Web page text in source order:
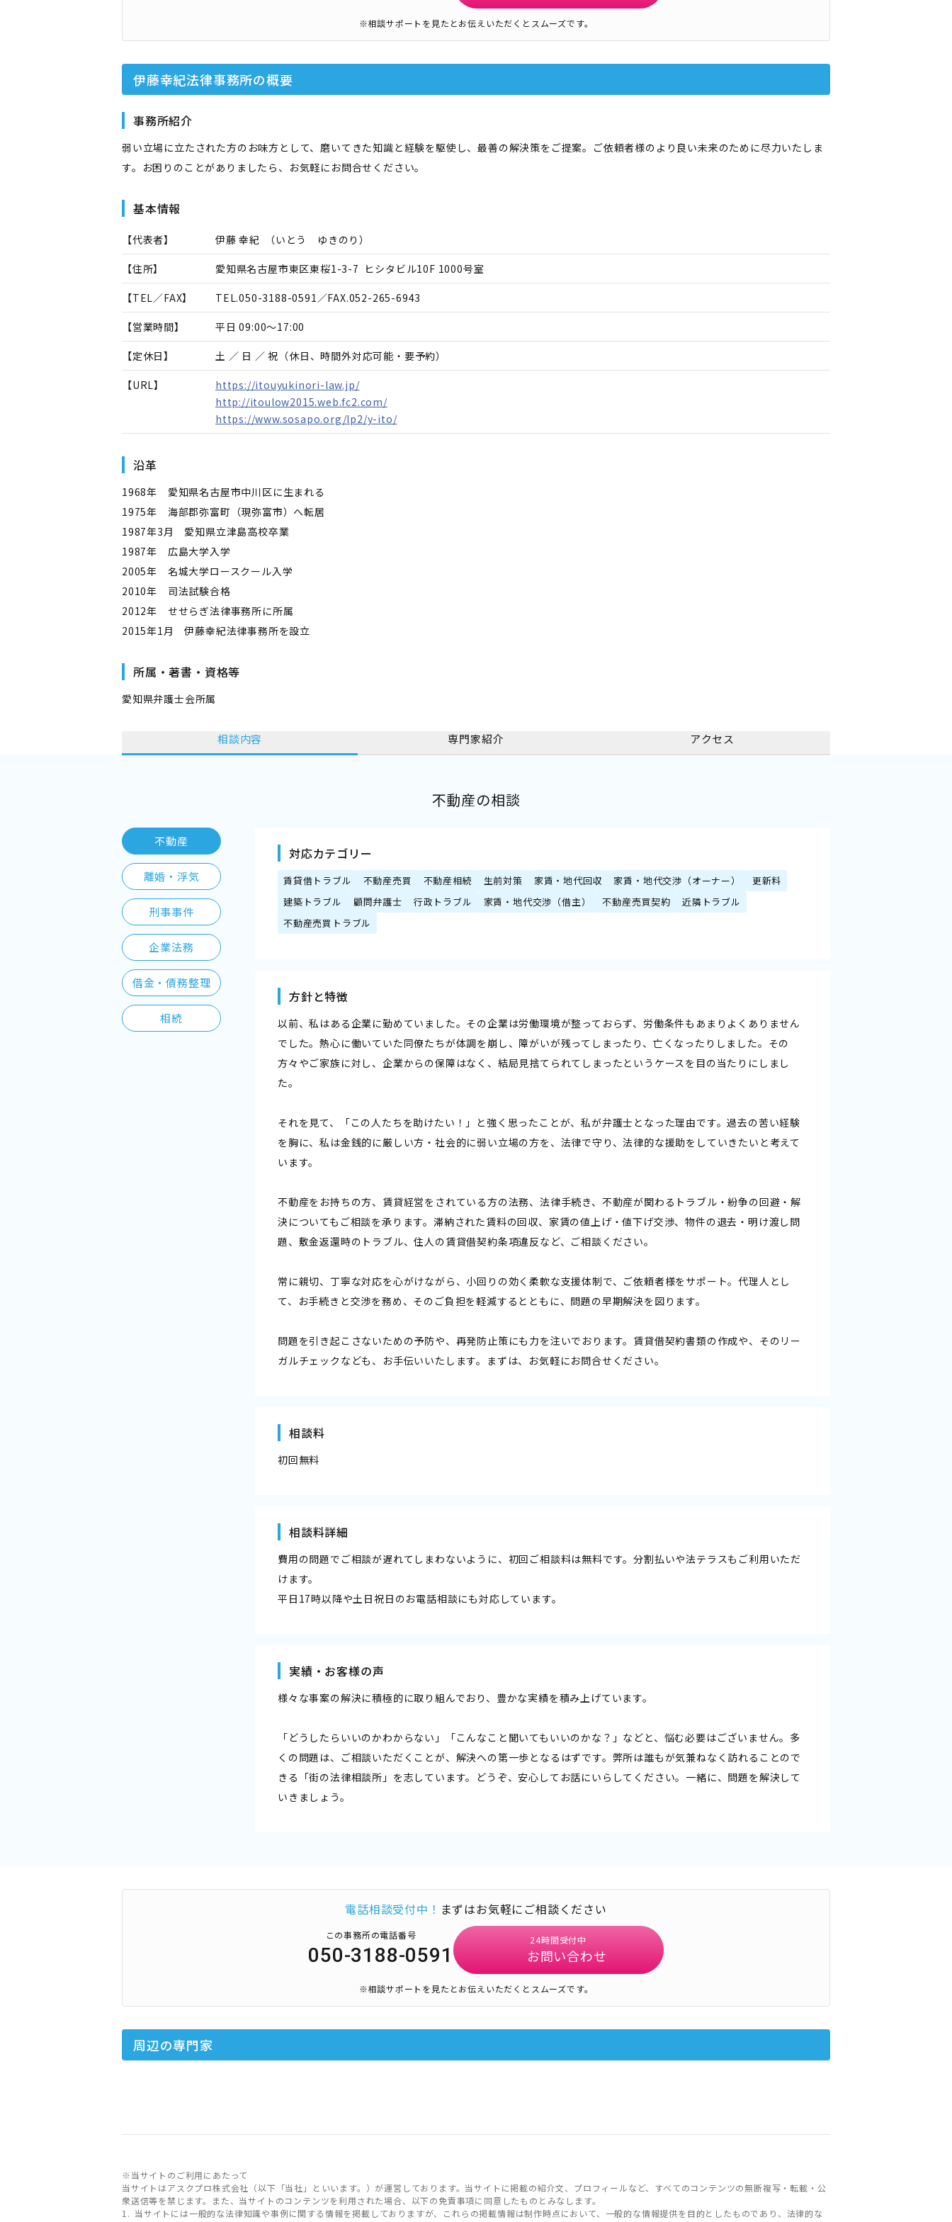
※相談サポートを見たとお伝えいただくとスムーズです。
伊藤幸紀法律事務所の概要
事務所紹介
弱い立場に立たされた方のお味方として、磨いてきた知識と経験を駆使し、最善の解決策をご提案。ご依頼者様のより良い未来のために尽力いたしま
す。お困りのことがありましたら、お気軽にお問合せください。
基本情報
【代表者】 伊藤 幸紀 （いとう ゆきのり）
【住所】 愛知県名古屋市東区東桜1-3-7 ヒシタビル10F 1000号室
【TEL／FAX】 TEL.050-3188-0591／FAX.052-265-6943
【営業時間】 平日 09:00～17:00
【定休日】 土 ／ 日 ／ 祝（休日、時間外対応可能・要予約）
【URL】
https://itouyukinori-law.jp/
http://itoulow2015.web.fc2.com/
https://www.sosapo.org/lp2/y-ito/
沿革
1968年 愛知県名古屋市中川区に生まれる
1975年 海部郡弥富町（現弥富市）へ転居
1987年3月 愛知県立津島高校卒業
1987年 広島大学入学
2005年 名城大学ロースクール入学
2010年 司法試験合格
2012年 せせらぎ法律事務所に所属
2015年1月 伊藤幸紀法律事務所を設立
所属・著書・資格等
愛知県弁護士会所属
相談内容 専門家紹介 アクセス
不動産の相談
不動産
離婚・浮気
刑事事件
企業法務
借金・債務整理
相続
対応カテゴリー
賃貸借トラブル 不動産売買 不動産相続 生前対策 家賃・地代回収 家賃・地代交渉（オーナー）
更新料
建築トラブル
顧問弁護士 行政トラブル 家賃・地代交渉（借主） 不動産売買契約
近隣トラブル
不動産売買トラブル
方針と特徴
以前、私はある企業に勤めていました。その企業は労働環境が整っておらず、労働条件もあまりよくありません
でした。熱心に働いていた同僚たちが体調を崩し、障がいが残ってしまったり、亡くなったりしました。その
方々やご家族に対し、企業からの保障はなく、結局見捨てられてしまったというケースを目の当たりにしまし
た。
それを見て、「この人たちを助けたい！」と強く思ったことが、私が弁護士となった理由です。過去の苦い経験
を胸に、私は金銭的に厳しい方・社会的に弱い立場の方を、法律で守り、法律的な援助をしていきたいと考えて
います。
不動産をお持ちの方、賃貸経営をされている方の法務、法律手続き、不動産が関わるトラブル・紛争の回避・解
決についてもご相談を承ります。滞納された賃料の回収、家賃の値上げ・値下げ交渉、物件の退去・明け渡し問
題、敷金返還時のトラブル、住人の賃貸借契約条項違反など、ご相談ください。
常に親切、丁寧な対応を心がけながら、小回りの効く柔軟な支援体制で、ご依頼者様をサポート。代理人とし
て、お手続きと交渉を務め、そのご負担を軽減するとともに、問題の早期解決を図ります。
問題を引き起こさないための予防や、再発防止策にも力を注いでおります。賃貸借契約書類の作成や、そのリー
ガルチェックなども、お手伝いいたします。まずは、お気軽にお問合せください。
相談料
初回無料
相談料詳細
費用の問題でご相談が遅れてしまわないように、初回ご相談料は無料です。分割払いや法テラスもご利用いただ
けます。
平日17時以降や土日祝日のお電話相談にも対応しています。
実績・お客様の声
様々な事案の解決に積極的に取り組んでおり、豊かな実績を積み上げています。
「どうしたらいいのかわからない」「こんなこと聞いてもいいのかな？」などと、悩む必要はございません。多
くの問題は、ご相談いただくことが、解決への第一歩となるはずです。弊所は誰もが気兼ねなく訪れることので
きる「街の法律相談所」を志しています。どうぞ、安心してお話にいらしてください。一緒に、問題を解決して
いきましょう。
電話相談受付中！ まずはお気軽にご相談ください
この事務所の電話番号
050-3188-0591
24時間受付中
お問い合わせ
※相談サポートを見たとお伝えいただくとスムーズです。
周辺の専門家
※当サイトのご利用にあたって
当サイトはアスクプロ株式会社（以下「当社」といいます。）が運営しております。当サイトに掲載の紹介文、プロフィールなど、すべてのコンテンツの無断複写・転載・公
衆送信等を禁じます。また、当サイトのコンテンツを利用された場合、以下の免責事項に同意したものとみなします。
当サイトには一般的な法律知識や事例に関する情報を掲載しておりますが、これらの掲載情報は制作時点において、一般的な情報提供を目的としたものであり、法律的な